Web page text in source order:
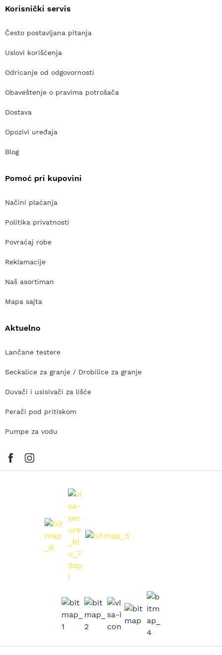
Korisnički servis
Često postavljana pitanja
Uslovi korišćenja
Odricanje od odgovornosti
Obaveštenje o pravima potrošača
Dostava
Opozivi uređaja
Blog
Pomoć pri kupovini
Načini plaćanja
Politika privatnosti
Povraćaj robe
Reklamacije
Naš asortiman
Mapa sajta
Aktuelno
Lančane testere
Seckalice za granje / Drobilice za granje
Duvači i usisivači za lišće
Perači pod pritiskom
Pumpe za vodu